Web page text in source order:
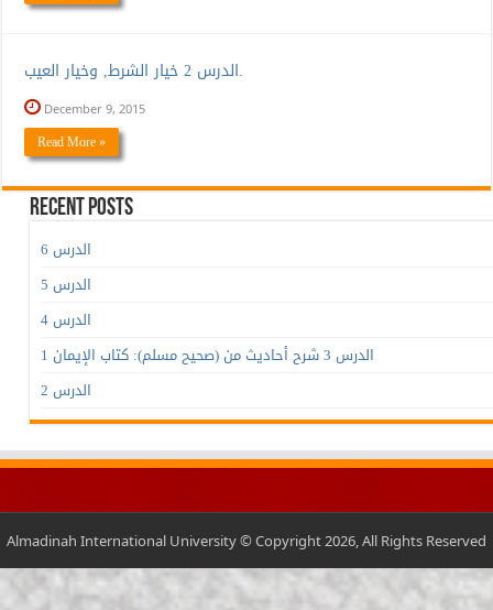
الدرس 2 خيار الشرط, وخيار العيب.
December 9, 2015
Read More »
Recent Posts
الدرس 6
الدرس 5
الدرس 4
الدرس 3 شرح أحاديث من (صحيح مسلم): كتاب الإيمان 1
الدرس 2
Almadinah International University © Copyright 2026, All Rights Reserved